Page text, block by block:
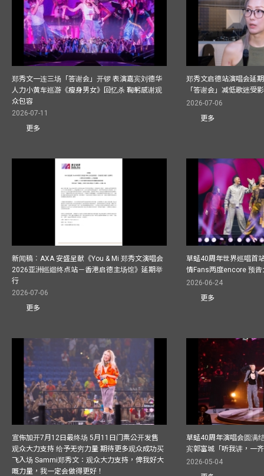
郑秀文一连三场「答谢会」开锣 表演嘉宾刘德华
人力小黄车巡游《瘦身男女》回忆杀 鞠躬感谢观
众包容
2026-07-11
更多
郑秀文启德站演唱会延
「答谢会」减低歌迷受
2026-07-06
更多
新闻稿︰AXA 安盛呈献《You & Mi 郑秀文演唱会
2026亚洲巡迴终点站－香港启德主场馆》延期举
行
2026-07-06
更多
草蜢40周年世界巡唱首
情Fans两度encore 预
2026-06-24
更多
宣佈加开7月12日最终场 5月11日门票公开发售
观众大力支持 给予无穷力量 期待更多观众成功买
飞入场 Sammi郑秀文：观众大力支持，俾我好大
嘅力量，我一定会做得更好！
草蜢40周年演唱会圆满
宾郭富城「听我讲，一
2026-05-04